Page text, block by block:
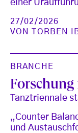
einer
27/02/2026
VON
TORBEN
BRANCHE
Tanztriennale
„Counter
und